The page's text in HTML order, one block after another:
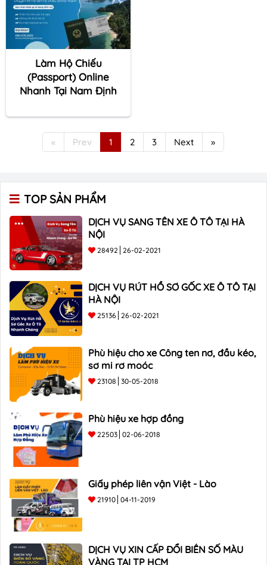
Làm Hộ Chiếu
(Passport) Online
Nhanh Tại Nam Định
« Prev 1 2 3 Next »
TOP SẢN PHẨM
DỊCH VỤ SANG TÊN XE Ô TÔ TẠI HÀ
NỘI
28492 26-02-2021
DỊCH VỤ RÚT HỒ SƠ GỐC XE Ô TÔ TẠI
HÀ NỘI
25136 26-02-2021
Phù hiệu cho xe Công ten nơ, đầu kéo,
sơ mi rơ moóc
23108 30-05-2018
Phù hiệu xe hợp đồng
22503 02-06-2018
Giấy phép liên vận Việt - Lào
21910 04-11-2019
DỊCH VỤ XIN CẤP ĐỔI BIỂN SỐ MÀU
VÀNG TẠI TP HCM